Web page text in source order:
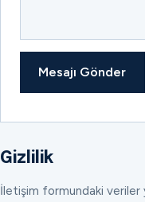
Mesajı Gönder
Gizlilik
İletişim formundaki veriler